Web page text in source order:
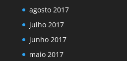
agosto 2017
julho 2017
junho 2017
maio 2017